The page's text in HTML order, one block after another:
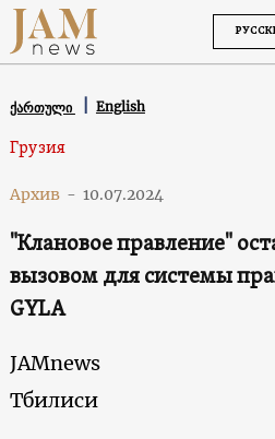
ქართული English
Грузия
Архив - 10.07.2024
"Клановое правление"
вызовом для системы
GYLA
JAMnews
Тбилиси